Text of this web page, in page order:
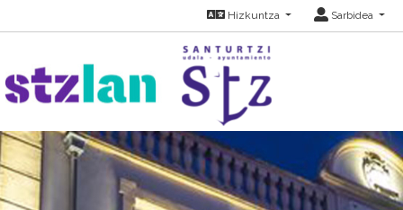
Hizkuntza Sarbidea